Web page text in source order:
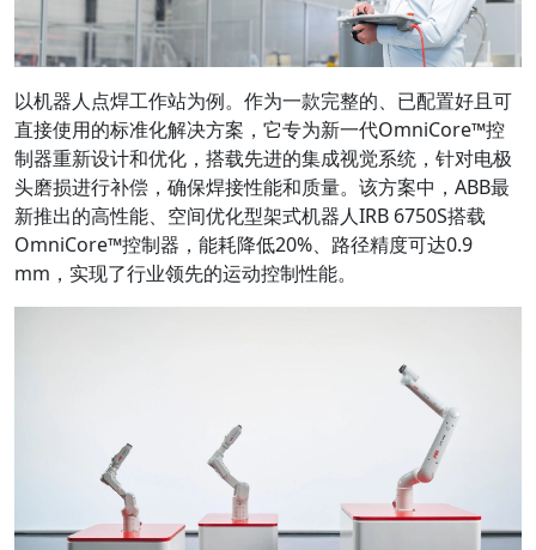
以机器人点焊工作站为例。作为一款完整的、已配置好且可
直接使用的标准化解决方案，它专为新一代OmniCore™控
制器重新设计和优化，搭载先进的集成视觉系统，针对电极
头磨损进行补偿，确保焊接性能和质量。该方案中，ABB最
新推出的高性能、空间优化型架式机器人IRB 6750S搭载
OmniCore™控制器，能耗降低20%、路径精度可达0.9
mm，实现了行业领先的运动控制性能。